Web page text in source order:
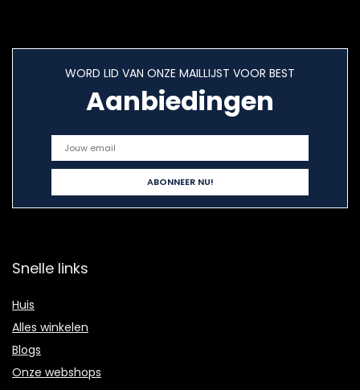
WORD LID VAN ONZE MAILLIJST VOOR BEST
Aanbiedingen
Snelle links
Huis
Alles winkelen
Blogs
Onze webshops